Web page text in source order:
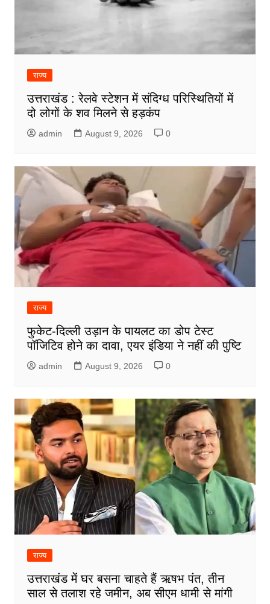
राज्य
उत्तराखंड : रेलवे स्टेशन में संदिग्ध परिस्थितियों में
दो लोगों के शव मिलने से हड़कंप
admin August 9, 2026 0
राज्य
फुकेट-दिल्ली उड़ान के पायलट का डोप टेस्ट
पॉजिटिव होने का दावा, एयर इंडिया ने नहीं की पुष्टि
admin August 9, 2026 0
राज्य
उत्तराखंड में घर बसना चाहते हैं ऋषभ पंत, तीन
साल से तलाश रहे जमीन, अब सीएम धामी से मांगी